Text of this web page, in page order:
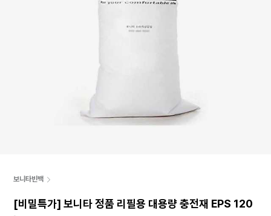
보니타빈백
[비밀특가] 보니타 정품 리필용 대용량 충전재 EPS 120